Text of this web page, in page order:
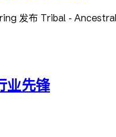
发布 Tribal -
业先锋